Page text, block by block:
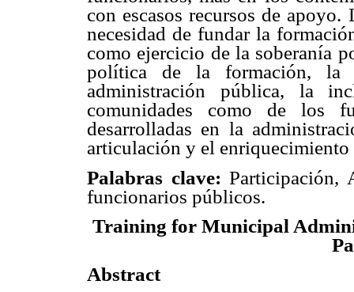
con escasos recursos de
necesidad de fundar la
como ejercicio de la soberanía
política de la formación, la
administración pública, la
comunidades como de los
desarrolladas en la
articulación y el
Palabras clave: Participación,
funcionarios públicos.
Training for Municipal
Abstract